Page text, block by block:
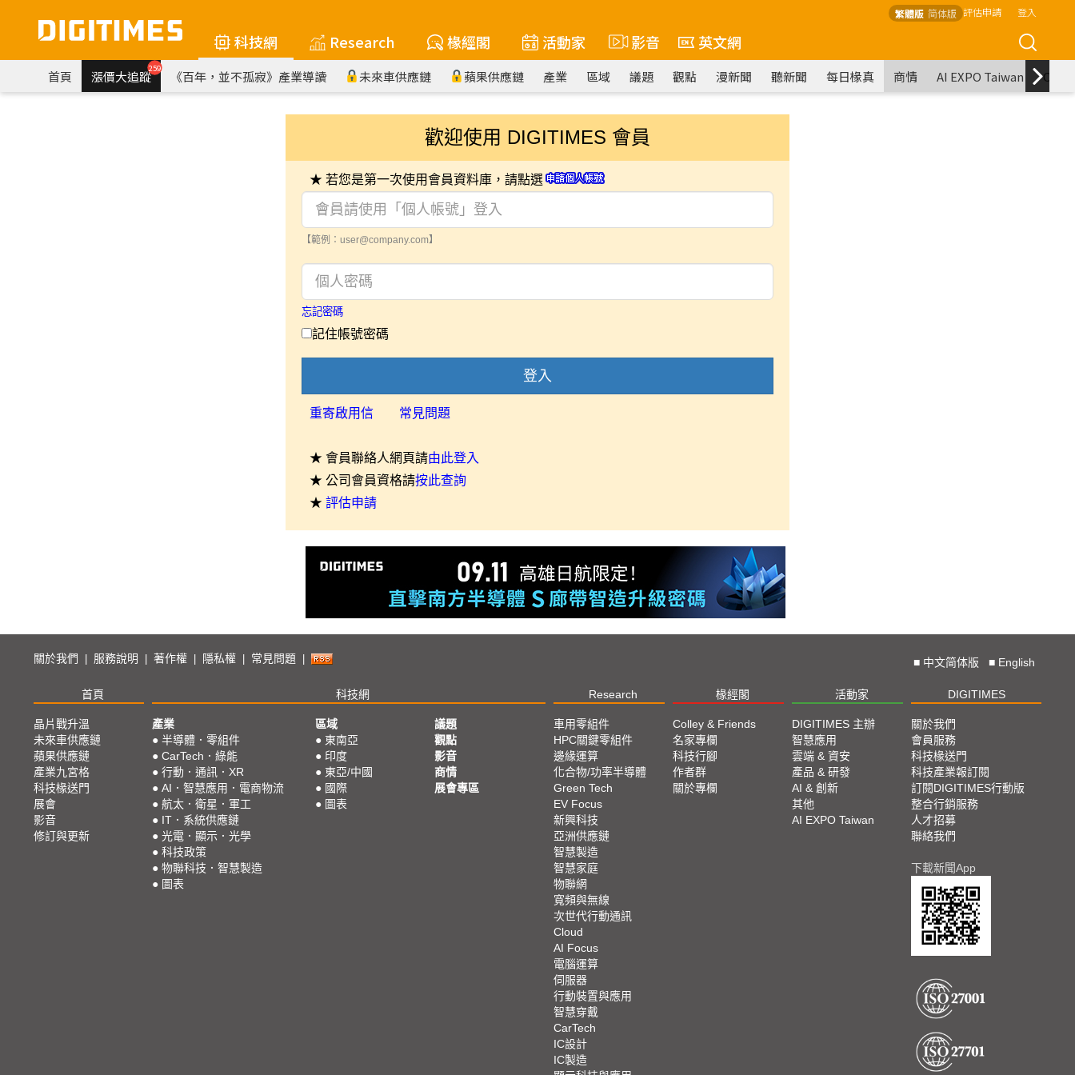
繁體版 简体版 評估申請 登入
科技網 Research 椽經閣 活動家 影音 英文網
首頁 漲價大追蹤259 《百年，並不孤寂》產業導讀 未來車供應鏈 蘋果供應鏈 產業 區域 議題 觀點 漫新聞 聽新聞 每日椽真 商情 AI EXPO Taiwan
歡迎使用 DIGITIMES 會員
★ 若您是第一次使用會員資料庫，請點選
【範例：user@company.com】
忘記密碼
記住帳號密碼
登入
重寄啟用信 常見問題
★ 會員聯絡人網頁請由此登入
★ 公司會員資格請按此查詢
★ 評估申請
關於我們 服務說明 著作權 隱私權 常見問題 ■ 中文简体版 ■ English
首頁 科技網 Research 椽經閣 活動家 DIGITIMES
晶片戰升溫
未來車供應鏈
蘋果供應鏈
產業九宮格
科技椽送門
展會
影音
修訂與更新
產業
● 半導體．零組件
● CarTech．綠能
● 行動．通訊．XR
● AI．智慧應用．電商物流
● 航太．衛星．軍工
● IT．系統供應鏈
● 光電．顯示．光學
● 科技政策
● 物聯科技．智慧製造
● 圖表
區域
● 東南亞
● 印度
● 東亞/中國
● 國際
● 圖表
議題
觀點
影音
商情
展會專區
車用零組件
HPC關鍵零組件
邊緣運算
化合物/功率半導體
Green Tech
EV Focus
新興科技
亞洲供應鏈
智慧製造
智慧家庭
物聯網
寬頻與無線
次世代行動通訊
Cloud
AI Focus
電腦運算
伺服器
行動裝置與應用
智慧穿戴
CarTech
IC設計
IC製造
Colley & Friends
名家專欄
科技行腳
作者群
關於專欄
DIGITIMES 主辦
智慧應用
雲端 & 資安
產品 & 研發
AI & 創新
其他
AI EXPO Taiwan
關於我們
會員服務
科技椽送門
科技產業報訂閱
訂閱DIGITIMES行動版
整合行銷服務
人才招募
聯絡我們
下載新聞App